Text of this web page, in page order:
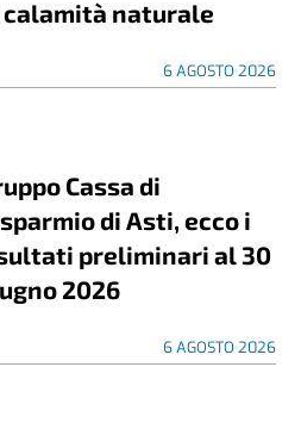
calamità naturale
6 AGOSTO 2026
Cassa di
di Asti, ecco i
preliminari al 30
2026
6 AGOSTO 2026